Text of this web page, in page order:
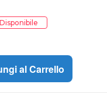
al Carrello